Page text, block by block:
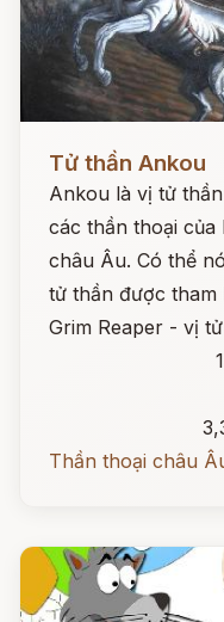
Tử thần Ankou
Ankou là vị tử
các thần thoại
châu Âu. Có thể
tử thần được tham
Grim Reaper - vị
Thần thoại châu